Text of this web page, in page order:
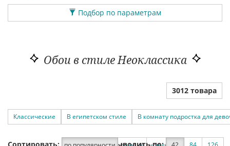
Подбор по параметрам
Обои в стиле Неоклассика
3012 товара
Классические В египетском стиле В комнату подростка для